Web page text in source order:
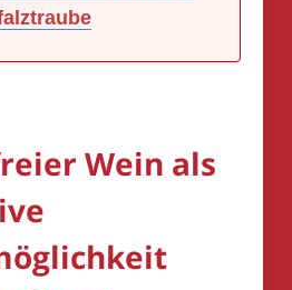
Wein als